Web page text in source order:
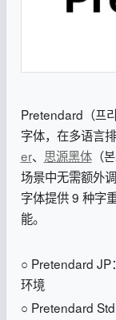
Pretendard（프
字体，在多语言
er、 思源黑体（
场景中无需额外
字体提供 9 种字
能。
○ Pretendard JP
环境
○ Pretendard